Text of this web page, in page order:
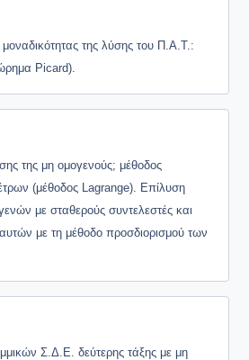
της λύσης του Π.Α.Τ.:
Picard).
της μη ομογενούς; μέθοδος
(μέθοδος Lagrange). Επίλυση
με σταθερούς συντελεστές και
με τη μέθοδο προσδιορισμού των
Σ.Δ.Ε. δεύτερης τάξης με μη